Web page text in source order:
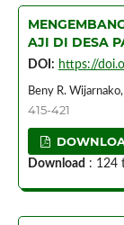
AJI DI DESA
DOI: https://
Beny R.
415-421
Download : 124